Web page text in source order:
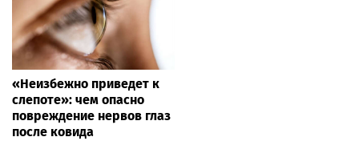
«Неизбежно приведет к
слепоте»: чем опасно
повреждение нервов глаз
после ковида